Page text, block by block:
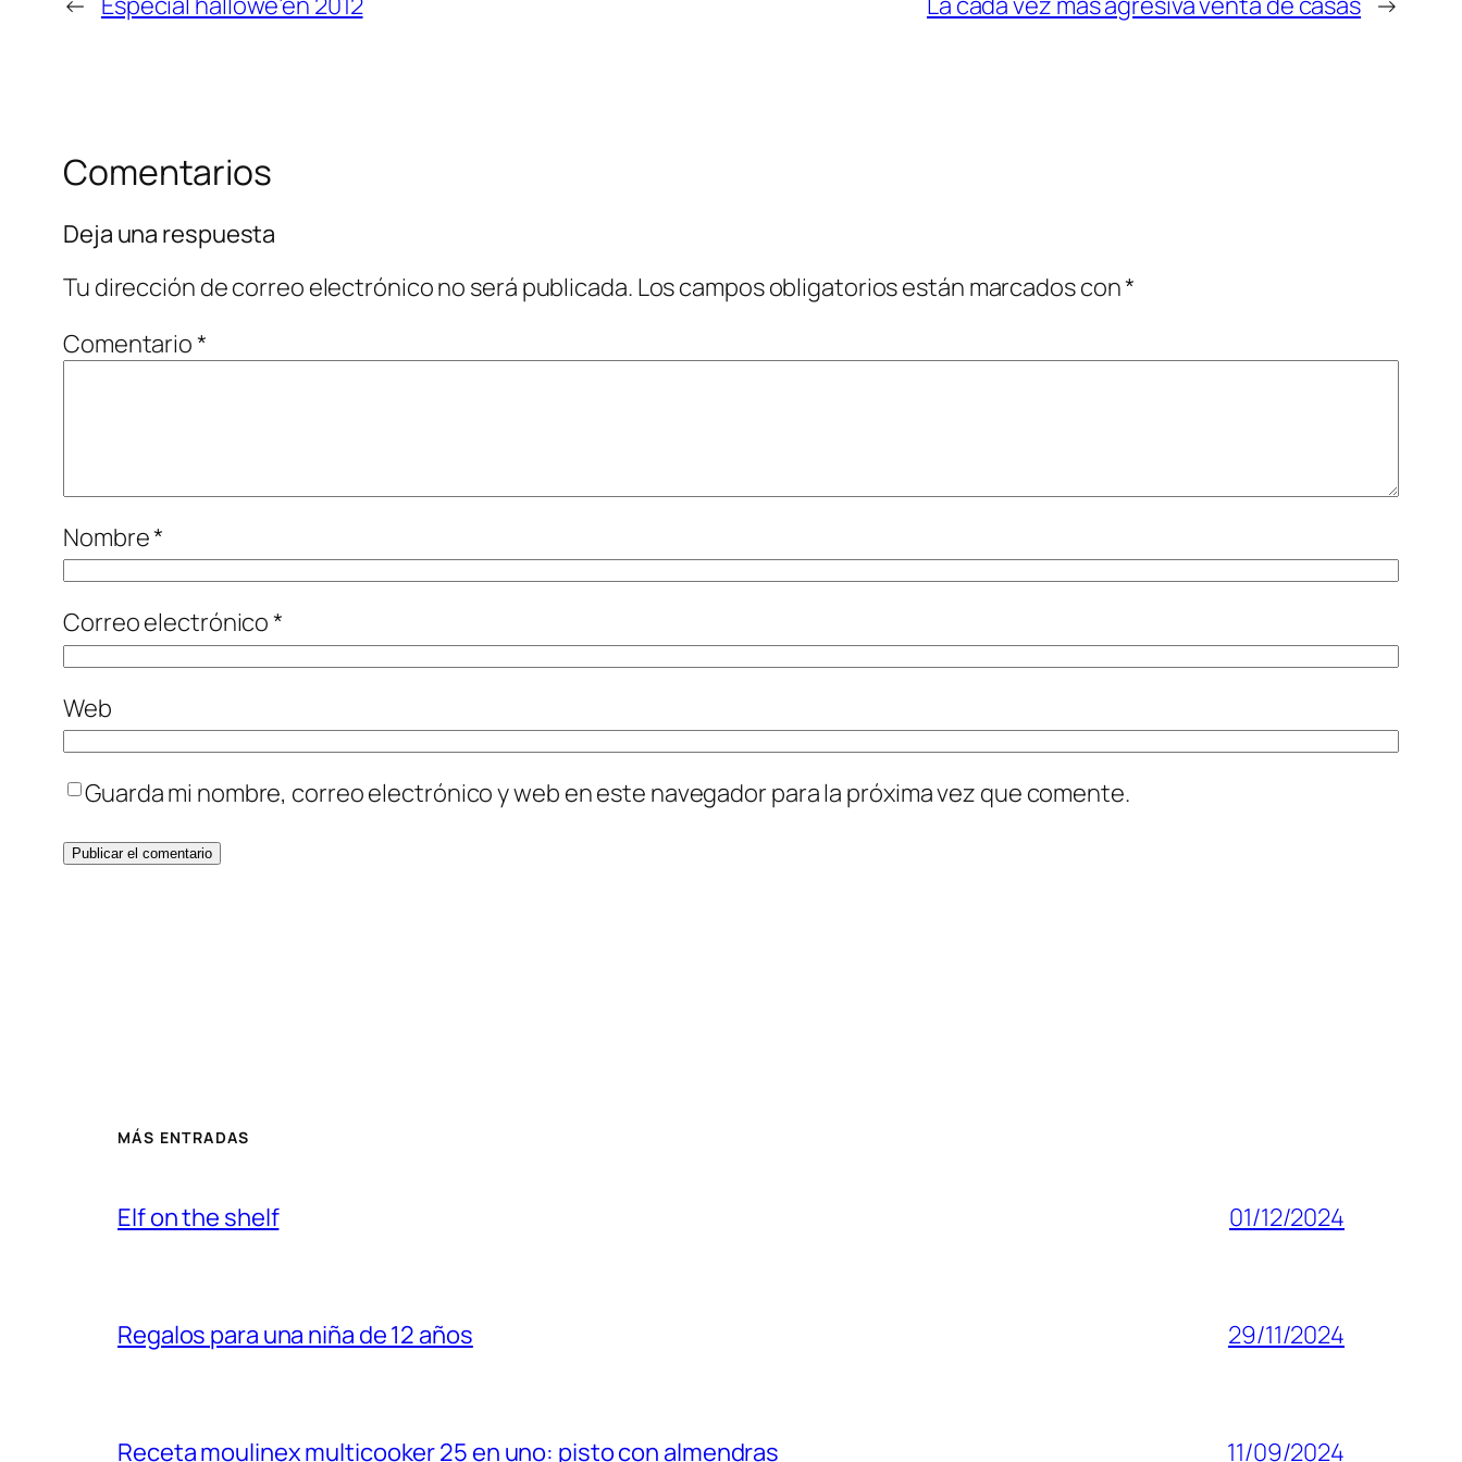
Comentarios
Deja una respuesta
Tu dirección de correo electrónico no será publicada. Los campos obligatorios están marcados con*
Comentario*
Nombre*
Correo electrónico*
Web
Guarda mi nombre, correo electrónico y web en este navegador para la próxima vez que comente.
MÁS ENTRADAS
Elf on the shelf 01/12/2024
Regalos para una niña de 12 años 29/11/2024
Receta moulinex multicooker 25 en uno: pisto con almendras 11/09/2024